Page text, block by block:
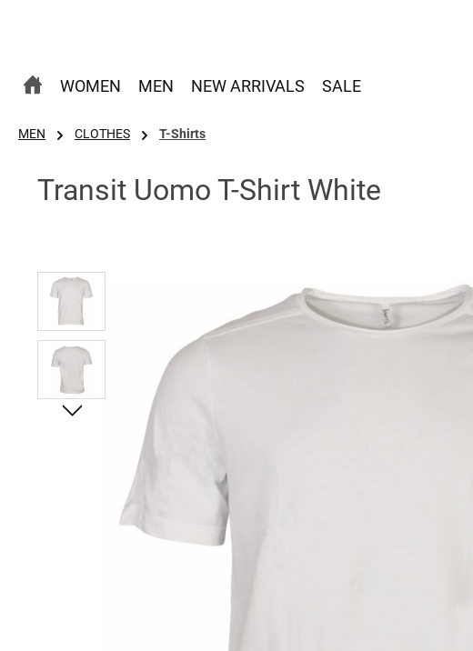
WOMEN MEN NEW ARRIVALS SALE
MEN CLOTHES T-Shirts
Transit Uomo T-Shirt White
Bildergalerie überspringen